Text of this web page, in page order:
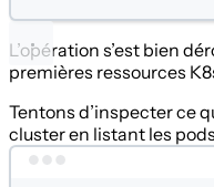
L’opération s’est bien
premières ressources
Tentons d’inspecter ce
cluster en listant les